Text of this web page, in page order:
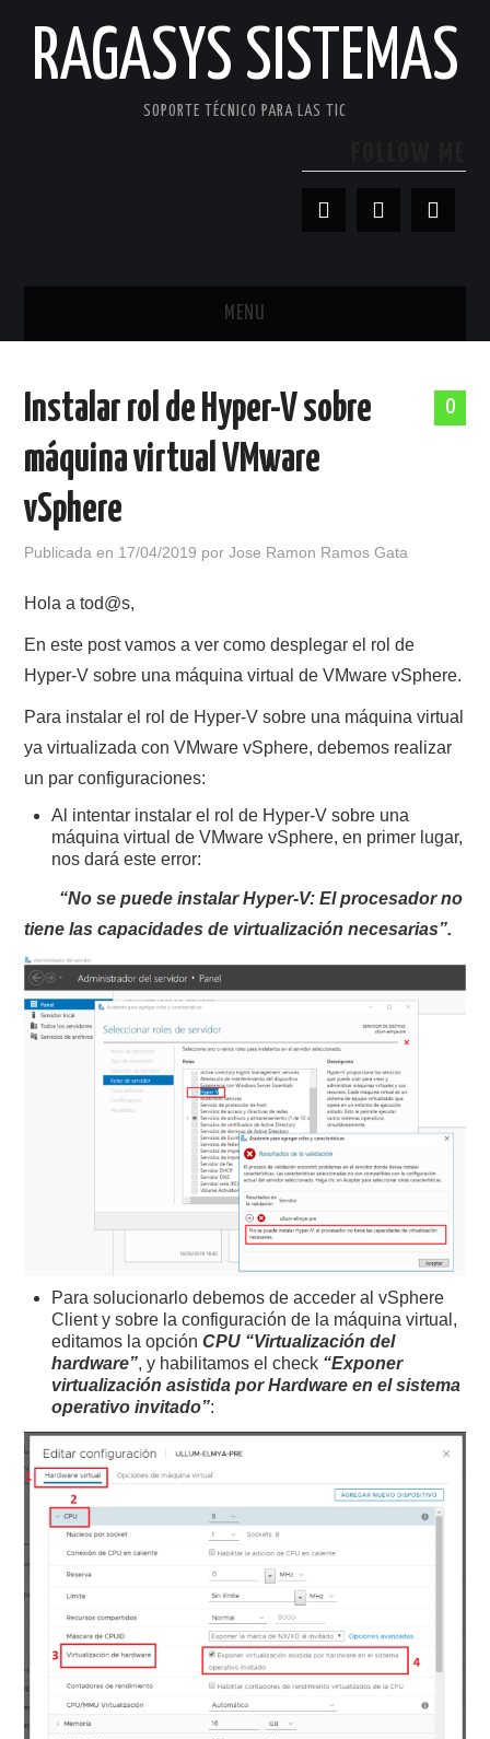
RAGASYS SISTEMAS
SOPORTE TÉCNICO PARA LAS TIC
MENU
ACERCA DE
PATROCINADORES
POLÍTICA DE PRIVACIDAD
0
Instalar rol de Hyper-V sobre
máquina virtual VMware
vSphere
Publicada en 17/04/2019 porJose Ramon Ramos Gata
Hola a tod@s,
En este post vamos a ver como desplegar el rol de
Hyper-V sobre una máquina virtual de VMware vSphere.
Para instalar el rol de Hyper-V sobre una máquina virtual
ya virtualizada con VMware vSphere, debemos realizar
un par configuraciones:
Al intentar instalar el rol de Hyper-V sobre una
máquina virtual de VMware vSphere, en primer lugar,
nos dará este error:
“No se puede instalar Hyper-V: El procesador no
tiene las capacidades de virtualización necesarias”.
Para solucionarlo debemos de acceder al vSphere
Client y sobre la configuración de la máquina virtual,
editamos la opciónCPU “Virtualización del
hardware”, y habilitamos el check “Exponer
virtualización asistida por Hardware en el sistema
operativo invitado”: